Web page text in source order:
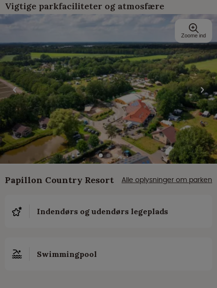
Vigtige parkfaciliteter og atmosfære
Zoome ind
Papillon Country Resort Alle oplysninger om parken
Indendørs og udendørs legeplads
Swimmingpool